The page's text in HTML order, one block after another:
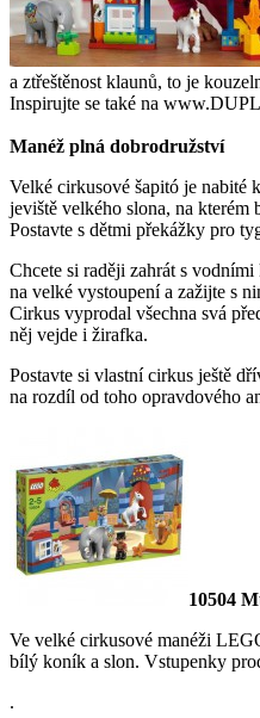
a ztřeštěnost klaunů, to je
Inspirujte se také na
Manéž plná dobrodružství
Velké cirkusové šapitó je nabité
jeviště velkého slona, na
Postavte s dětmi překážky pro
Chcete si raději zahrát s
na velké vystoupení a zažijte s
Cirkus vyprodal všechna svá
něj vejde i žirafka.
Postavte si vlastní cirkus ještě
na rozdíl od toho opravdového
10504
Ve velké cirkusové manéži
bílý koník a slon. Vstupenky
.